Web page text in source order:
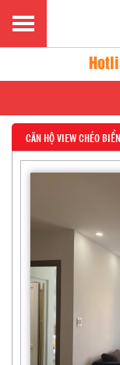
CĂN HỘ VIEW CHÉO BIỂN